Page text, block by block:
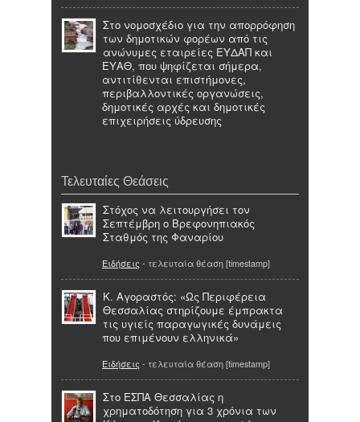
Στο νομοσχέδιο για την απορρόφηση
των δημοτικών φορέων από τις
ανώνυμες εταιρείες ΕΥΔΑΠ και
ΕΥΑΘ, που ψηφίζεται σήμερα,
αντιτίθενται επιστήμονες,
περιβαλλοντικές οργανώσεις,
δημοτικές αρχές και δημοτικές
επιχειρήσεις ύδρευσης
Τελευταίες Θεάσεις
Στόχος να λειτουργήσει τον
Σεπτέμβρη ο Βρεφονηπιακός
Σταθμός της Φαναρίου
Ειδήσεις - τελευταία θέαση [timestamp]
Κ. Αγοραστός: «Ως Περιφέρεια
Θεσσαλίας στηρίζουμε έμπρακτα
τις υγιείς παραγωγικές δυνάμεις
που επιμένουν ελληνικά»
Ειδήσεις - τελευταία θέαση [timestamp]
Στο ΕΣΠΑ Θεσσαλίας η
χρηματοδότηση για 3 χρόνια των